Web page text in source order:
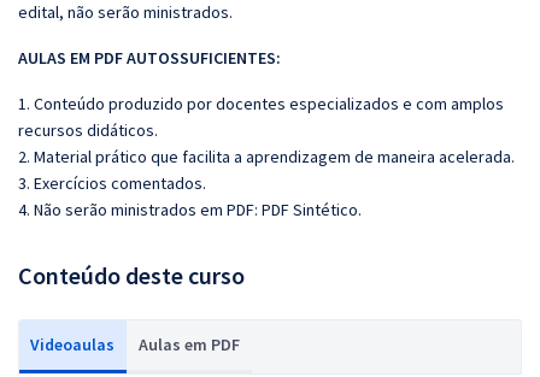
edital, não serão ministrados.
AULAS EM PDF AUTOSSUFICIENTES:
1. Conteúdo produzido por docentes especializados e com amplos
recursos didáticos.
2. Material prático que facilita a aprendizagem de maneira acelerada.
3. Exercícios comentados.
4. Não serão ministrados em PDF: PDF Sintético.
Conteúdo deste curso
Videoaulas Aulas em PDF